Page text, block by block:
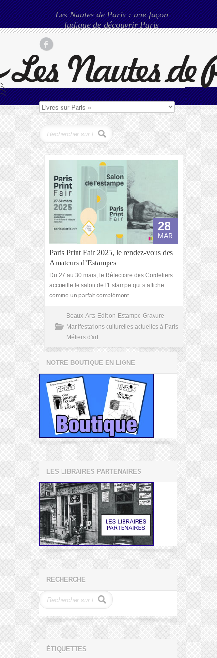
Les Nautes de Paris : une façon
ludique de découvrir Paris
28
MAR
Paris Print Fair 2025, le rendez-vous des
Amateurs d’Estampes
Du 27 au 30 mars, le Réfectoire des Cordeliers
accueille le salon de l’Estampe qui s’affiche
comme un parfait complément
Beaux-Arts Edition Estampe Gravure
Manifestations culturelles actuelles à Paris
Métiers d'art
NOTRE BOUTIQUE EN LIGNE
LES LIBRAIRES PARTENAIRES
RECHERCHE
ÉTIQUETTES